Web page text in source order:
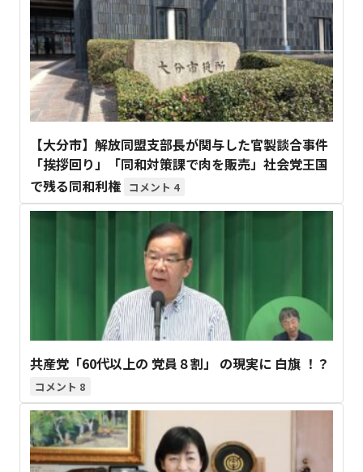
【大分市】解放同盟支部長が関与した官製談合事件
「挨拶回り」「同和対策課で肉を販売」社会党王国
で残る同和利権
4
共産党「60代以上の 党員８割」 の現実に 白旗 ！？
8